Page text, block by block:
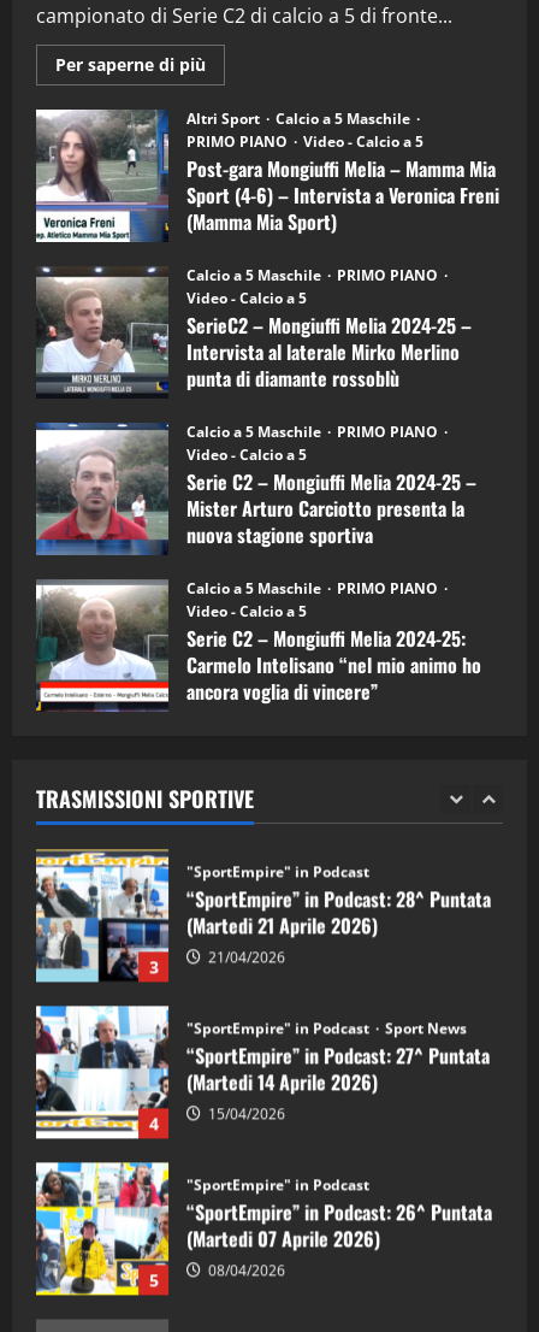
campionato di Serie C2 di calcio a 5 di fronte...
Per saperne di più
informazioni
Post-
gara
Mongiuffi
Melia
–
Mamma
Mia
Sport
6)
–
Intervista
a
mister
Arturo
Carciotto
(Mongiuffi
Altri Sport
Calcio a 5 Maschile
PRIMO PIANO
Video - Calcio a 5
Post-gara Mongiuffi Melia – Mamma Mia
Sport (4-6) – Intervista a Veronica Freni
(Mamma Mia Sport)
Calcio a 5 Maschile
PRIMO PIANO
Video - Calcio a 5
SerieC2 – Mongiuffi Melia 2024-25 –
Intervista al laterale Mirko Merlino
punta di diamante rossoblù
Calcio a 5 Maschile
PRIMO PIANO
Video - Calcio a 5
Serie C2 – Mongiuffi Melia 2024-25 –
Mister Arturo Carciotto presenta la
nuova stagione sportiva
Calcio a 5 Maschile
PRIMO PIANO
Video - Calcio a 5
Serie C2 – Mongiuffi Melia 2024-25:
Carmelo Intelisano “nel mio animo ho
ancora voglia di vincere”
TRASMISSIONI SPORTIVE
2 28/04/2026
3
"SportEmpire" in Podcast
“SportEmpire” in Podcast: 28^ Puntata
(Martedi 21 Aprile 2026)
21/04/2026
4
“SportEmpire” in Podcast: 27^ Puntata
(Martedi 14 Aprile 2026)
15/04/2026
5
“SportEmpire” in Podcast: 26^ Puntata
(Martedi 07 Aprile 2026)
08/04/2026
1
“SportEmpire” in Podcast: 30^ Puntata
(Martedi 05 Maggio 2026)
08/05/2026
2 28/04/2026
3
"SportEmpire" in Podcast
“SportEmpire” in Podcast: 28^ Puntata
(Martedi 21 Aprile 2026)
21/04/2026
4
"SportEmpire" in Podcast Sport News
“SportEmpire” in Podcast: 27^ Puntata
(Martedi 14 Aprile 2026)
15/04/2026
5
"SportEmpire" in Podcast
“SportEmpire” in Podcast: 26^ Puntata
(Martedi 07 Aprile 2026)
08/04/2026